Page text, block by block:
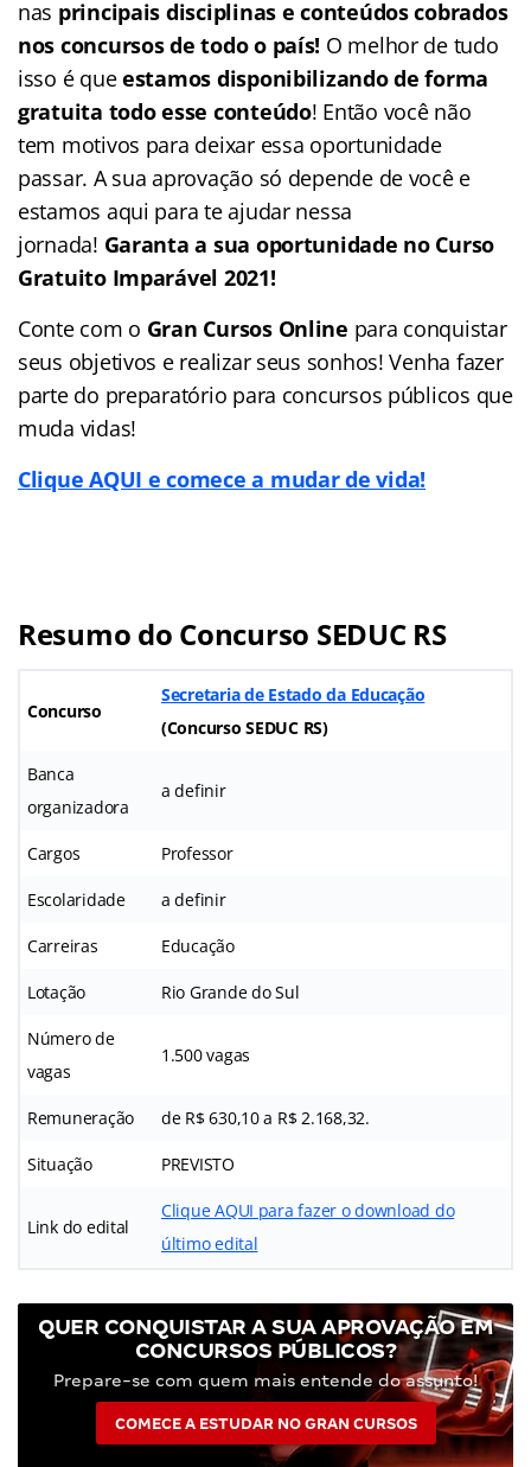
nas principais disciplinas e conteúdos cobrados
nos concursos de todo o país! O melhor de tudo
isso é queestamos disponibilizando de forma
gratuita todo esse conteúdo! Então você não
tem motivos para deixar essa oportunidade
passar. A sua aprovação só depende de você e
estamos aqui para te ajudar nessa
jornada! Garanta a sua oportunidade no Curso
Gratuito Imparável 2021!
Conte com o Gran Cursos Online para conquistar
seus objetivos e realizar seus sonhos! Venha fazer
parte do preparatório para concursos públicos que
muda vidas!
Clique AQUI e comece a mudar de vida!
Resumo do Concurso SEDUC RS
Concurso
Secretaria de Estado da Educação
(Concurso SEDUC RS)
Banca
organizadora
a definir
Cargos Professor
Escolaridade a definir
Carreiras Educação
Lotação Rio Grande do Sul
Número de
vagas
1.500 vagas
Remuneração de R$ 630,10 a R$ 2.168,32.
Situação PREVISTO
Link do edital
Clique AQUI para fazer o download do
último edital
QUER CONQUISTAR A SUA APROVAÇÃO EM
CONCURSOS PÚBLICOS?
Prepare-se com quem mais entende do assunto!
COMECE A ESTUDAR NO GRAN CURSOS